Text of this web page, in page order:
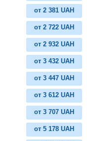
от 2 381 UAH
от 2 722 UAH
от 2 932 UAH
от 3 432 UAH
от 3 447 UAH
от 3 612 UAH
от 3 707 UAH
от 5 178 UAH